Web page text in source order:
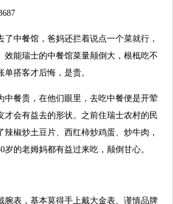
了中餐馆，爸妈还拦着说点一个菜就行，
效能瑞士的中餐馆菜量颠倒大，根柢吃不
搭客才后悔，是贵。
中餐贵，在他们眼里，去吃中餐便是开荤
才会有益去的形状。之前住瑞士农村的民
辣椒炒土豆片、西红柿炒鸡蛋、炒牛肉，
岁的老姆妈都有益过来吃，颠倒甘心。
腕表，基本莫得手上戴大金表、谨慎品牌